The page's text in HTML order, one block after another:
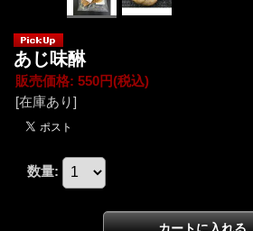
あじ味醂
販売価格: 550円(税込)
[在庫あり]
数量: